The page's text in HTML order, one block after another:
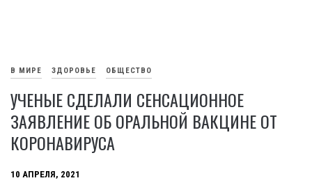
В МИРЕ ЗДОРОВЬЕ ОБЩЕСТВО
УЧЕНЫЕ СДЕЛАЛИ СЕНСАЦИОННОЕ
ЗАЯВЛЕНИЕ ОБ ОРАЛЬНОЙ ВАКЦИНЕ ОТ
КОРОНАВИРУСА
10 АПРЕЛЯ, 2021